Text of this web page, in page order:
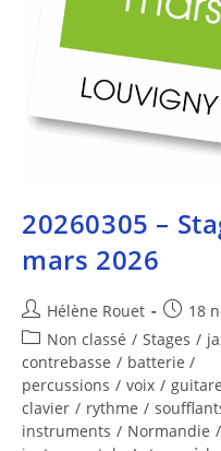
20260305 –
mars 2026
Hélène Rouet
18
Non classé / Stages /
contrebasse / batterie /
percussions / voix / guitare
clavier / rythme /
instruments / Normandie /